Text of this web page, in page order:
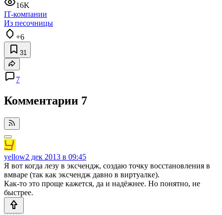
16K
IT-компании
Из песочницы
+6
31
7
Комментарии 7
yellow2 дек 2013 в 09:45
Я вот когда лезу в эксчендж, создаю точку восстановления в
вмваре (так как эксчендж давно в виртуалке).
Как-то это проще кажется, да и надёжнее. Но понятно, не
быстрее.